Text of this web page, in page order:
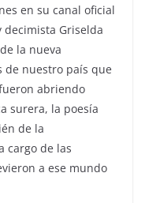
en su canal oficial
decimista Griselda
la nueva
de nuestro país que
abriendo
surera, la poesía
de la
cargo de las
a ese mundo